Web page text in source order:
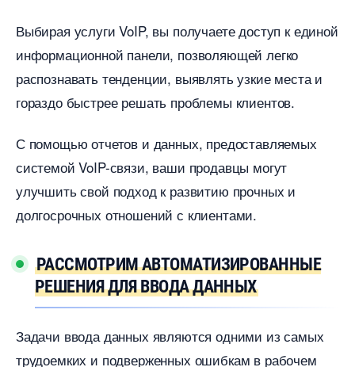
ыбирая услуги VoIP, вы получаете доступ к единой
информационной панели, позволяющей легко
распознавать тенденции, выявлять узкие места и
ораздо быстрее решать проблемы клиентов.
С помощью отчетов и данных, предоставляемых
системой VoIP-связи, ваши продавцы могут
улучшить свой подход к развитию прочных и
долгосрочных отношений с клиентами.
РАССМОТРИМ АВТОМАТИЗИРОВАННЫЕ
РЕШЕНИЯ ДЛЯ ВВОДА ДАННЫХ
Задачи ввода данных являются одними из самых
трудоемких и подверженных ошибкам в рабочем